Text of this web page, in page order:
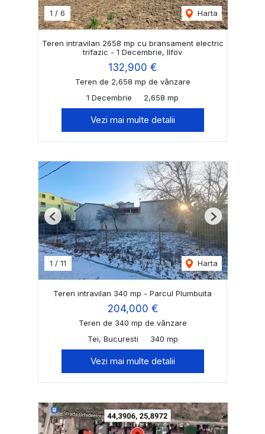
1 / 6 Harta
Teren intravilan 2658 mp cu bransament electric
trifazic - 1 Decembrie, Ilfov
132,900 €
Teren de 2,658 mp de vânzare
1 Decembrie
2,658 mp
Vezi mai multe detalii
1 / 11 Harta
Previous Next
Teren intravilan 340 mp - Parcul Plumbuita
204,000 €
Teren de 340 mp de vânzare
Tei, Bucuresti
340 mp
Vezi mai multe detalii